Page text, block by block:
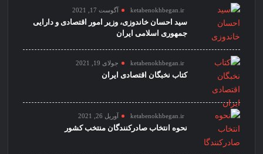
ketabenokhbegan.ir آگوست 17, 2021
سید احسان خاندوزی، وزیر امور اقتصادی و دارایی
جمهوری اسلامی ایران
ketabenokhbegan.ir جولای 19, 2021
کتاب نخبگان اقتصادی ایران
ketabenokhbegan.ir آوریل 26, 2021
نحوه انتخاب صادرکنندگان منتخب کشور